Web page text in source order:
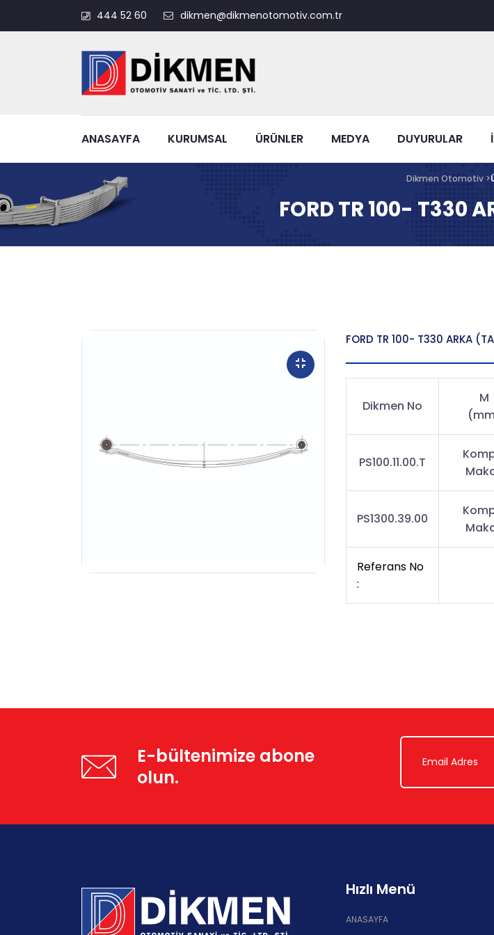
444 52 60 dikmen@dikmenotomotiv.com.tr
ANASAYFA KURUMSAL ÜRÜNLER MEDYA DUYURULAR
Dikmen Otomotiv >
FORD TR 100- T330
FORD TR 100- T330 ARKA
Dikmen No
M
PS100.11.00.T
PS1300.39.00
Referans No
:
E-bültenimize abone
olun.
Hızlı Menü
ANASAYFA